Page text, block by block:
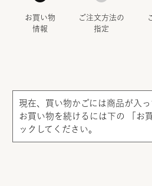
コレクション
お知らせ
お買い物
情報
ご注文方法の
指定
現在、買い物かごには商品が入っ
お買い物を続けるには下の 「お
ックしてください。